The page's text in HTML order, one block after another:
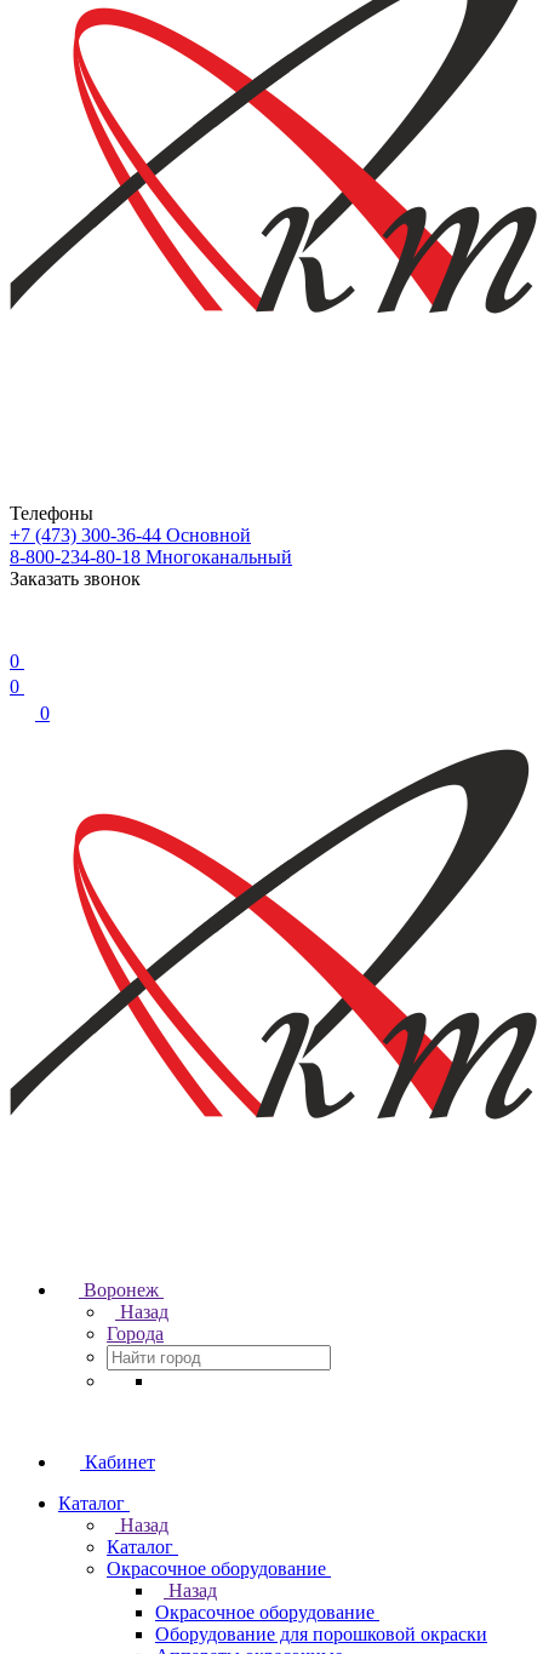
Телефоны
+7 (473) 300-36-44 Основной
8-800-234-80-18 Многоканальный
Заказать звонок
0
0
0
Воронеж
Назад
Города
Кабинет
Каталог
Назад
Каталог
Окрасочное оборудование
Назад
Окрасочное оборудование
Оборудование для порошковой окраски